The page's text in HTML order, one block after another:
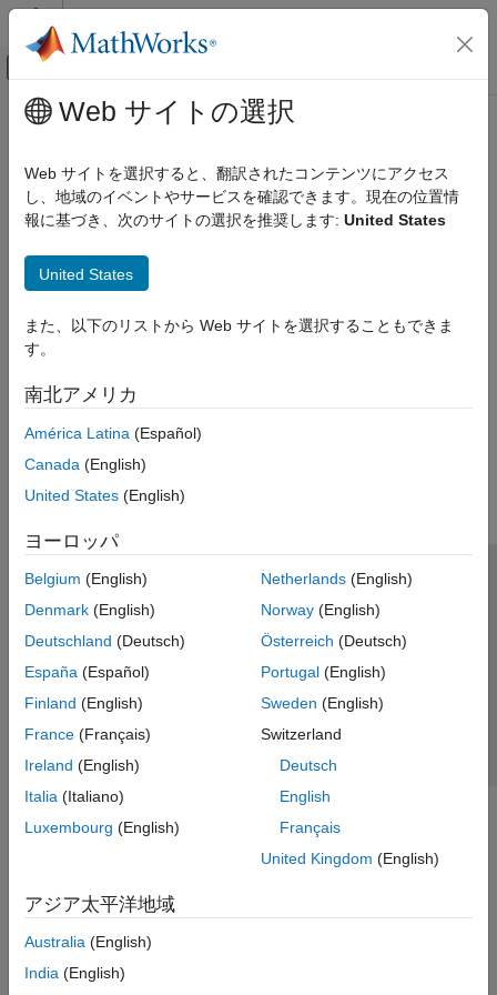
コンテンツへスキップ
オフキャンバス ナビゲーション メ
ドキュメンテーションのホーム
メインコンテンツ
Web サイトの選択
Web サイトを選択すると、翻訳されたコンテンツにアクセス
し、地域のイベントやサービスを確認できます。現在の位置情
報に基づき、次のサイトの選択を推奨します: United States
United States
また、以下のリストから Web サイトを選択することもできま
す。
南北アメリカ
América Latina (Español)
Canada (English)
United States (English)
ヨーロッパ
Belgium (English)
Denmark (English)
Deutschland (Deutsch)
España (Español)
Finland (English)
France (Français)
Ireland (English)
Italia (Italiano)
Luxembourg (English)
Netherlands(English)
Norway(English)
Österreich (Deutsch)
Portugal(English)
Sweden (English)
Switzerland
Deutsch
English
Français
United Kingdom (English)
アジア太平洋地域
Australia (English)
India (English)
トラストセンター
プライバシー ポリシー
違法コピー防止
アプリケーション ステータス
© 1994-2026 The MathWorks, Inc.